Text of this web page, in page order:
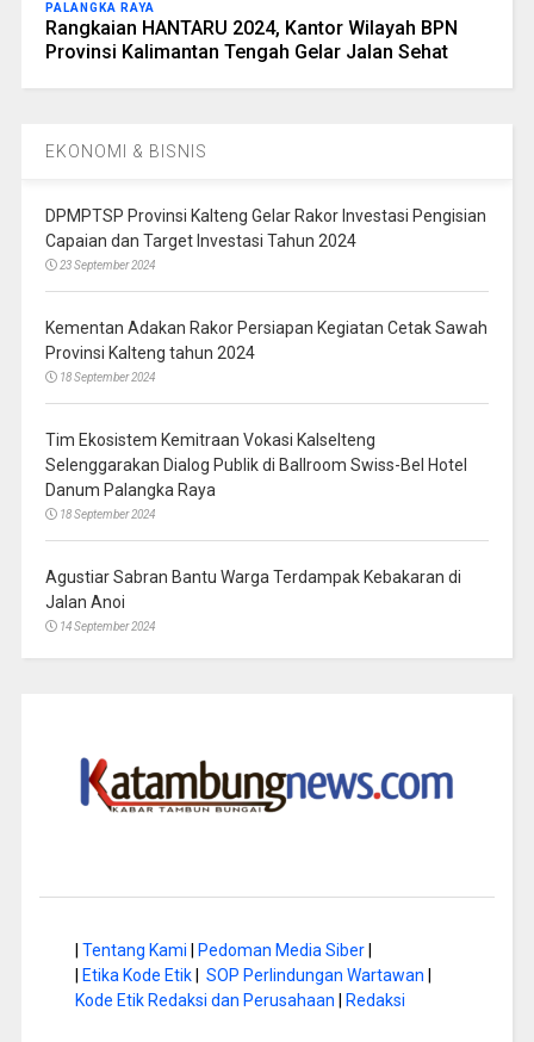
PALANGKA RAYA
Rangkaian HANTARU 2024, Kantor Wilayah BPN
Provinsi Kalimantan Tengah Gelar Jalan Sehat
EKONOMI & BISNIS
DPMPTSP Provinsi Kalteng Gelar Rakor Investasi Pengisian
Capaian dan Target Investasi Tahun 2024
23 September 2024
Kementan Adakan Rakor Persiapan Kegiatan Cetak Sawah
Provinsi Kalteng tahun 2024
18 September 2024
Tim Ekosistem Kemitraan Vokasi Kalselteng
Selenggarakan Dialog Publik di Ballroom Swiss-Bel Hotel
Danum Palangka Raya
18 September 2024
Agustiar Sabran Bantu Warga Terdampak Kebakaran di
Jalan Anoi
14 September 2024
Tentang Kami Pedoman Media Siber|
Etika Kode Etik| SOP Perlindungan Wartawan
Kode Etik Redaksi dan Perusahaan
Redaksi